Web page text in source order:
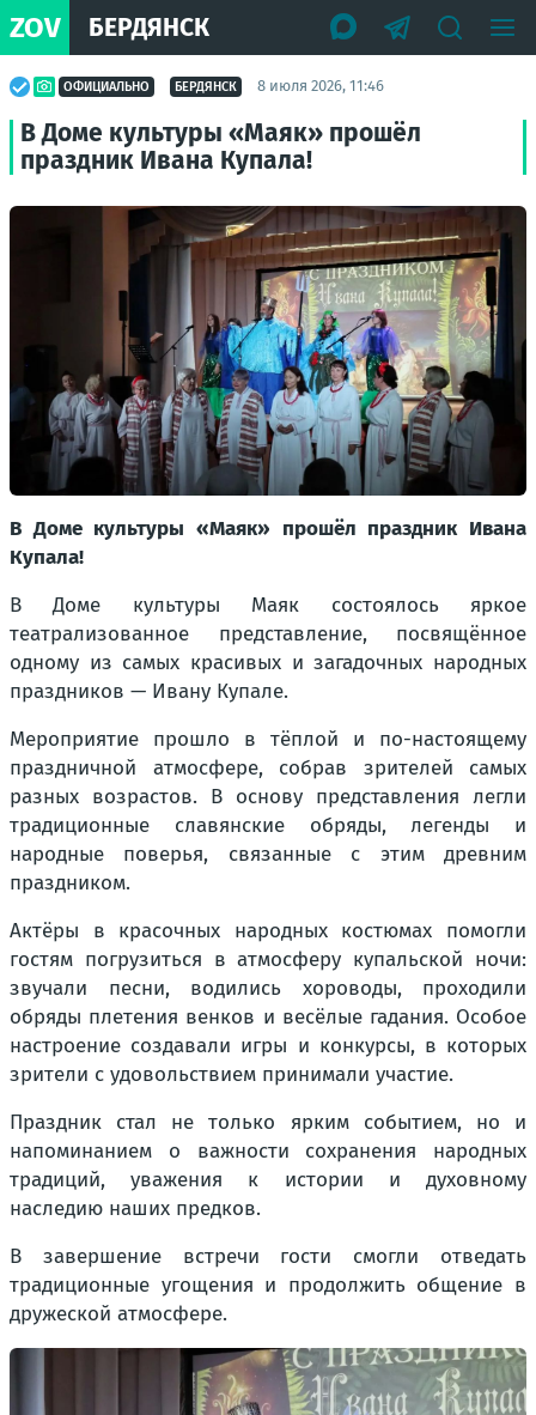
ZOV БЕРДЯНСК
ОФИЦИАЛЬНО БЕРДЯНСК 8 июля 2026, 11:46
В Доме культуры «Маяк» прошёл
праздник Ивана Купала!
В Доме культуры «Маяк» прошёл праздник Ивана
Купала!
В Доме культуры Маяк состоялось яркое
театрализованное представление, посвящённое
одному из самых красивых и загадочных народных
праздников — Ивану Купале.
Мероприятие прошло в тёплой и по-настоящему
праздничной атмосфере, собрав зрителей самых
разных возрастов. В основу представления легли
традиционные славянские обряды, легенды и
народные поверья, связанные с этим древним
праздником.
Актёры в красочных народных костюмах помогли
гостям погрузиться в атмосферу купальской ночи:
звучали песни, водились хороводы, проходили
обряды плетения венков и весёлые гадания. Особое
настроение создавали игры и конкурсы, в которых
зрители с удовольствием принимали участие.
Праздник стал не только ярким событием, но и
напоминанием о важности сохранения народных
традиций, уважения к истории и духовному
наследию наших предков.
В завершение встречи гости смогли отведать
традиционные угощения и продолжить общение в
дружеской атмосфере.